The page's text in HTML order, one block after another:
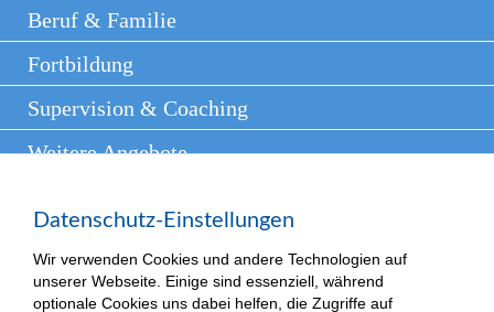
Beruf & Familie
Fortbildung
Supervision & Coaching
Weitere Angebote
Datenschutz-Einstellungen
Wir verwenden Cookies und andere Technologien auf
unserer Webseite. Einige sind essenziell, während
optionale Cookies uns dabei helfen, die Zugriffe auf